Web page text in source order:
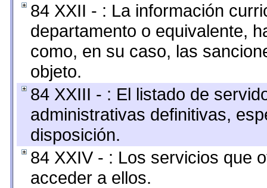
84 XXII - : La información
departamento o equivalente,
como, en su caso, las
objeto.
84 XXIII - : El listado de
administrativas definitivas,
disposición.
84 XXIV - : Los servicios que
acceder a ellos.